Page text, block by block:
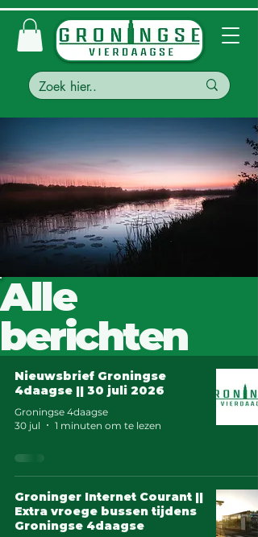
Alle
berichten
Nieuwsbrief Groningse
4daagse || 30 juli 2026
Groningse 4daagse
30 jul
1 minuten om te lezen
Groninger Internet Courant ||
Extra vroege bussen tijdens
Groningse 4daagse